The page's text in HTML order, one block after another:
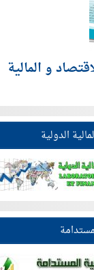
و المالية
الدولية